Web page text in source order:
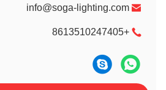
info@soga-lighting.com
+8613510247405